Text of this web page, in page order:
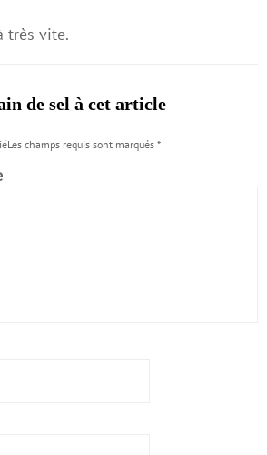
très vite.
de sel à cet article
champs requis sont marqués *